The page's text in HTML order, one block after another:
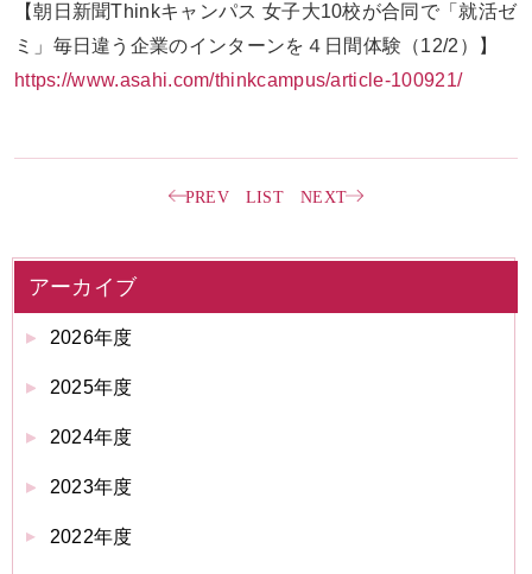
【朝日新聞Thinkキャンパス 女子大10校が合同で「就活ゼ
ミ」毎日違う 企業のインターンを４日間体験（12/2）】
https://www.asahi.com/thinkcampus/article-100921/
PREV LIST NEXT
アーカイブ
2026年度
2025年度
2024年度
2023年度
2022年度